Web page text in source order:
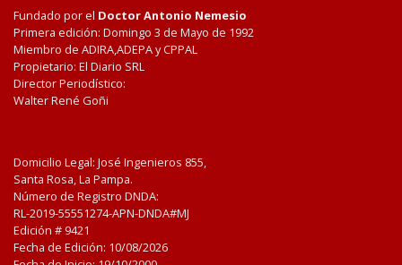
Fundado por el Doctor Antonio Nemesio
Primera edición: Domingo 3 de Mayo de 1992
Miembro de ADIRA,ADEPA y CPPAL
Propietario: El Diario SRL
Director Periodístico:
Walter René Goñi
Domicilio Legal: José Ingenieros 855,
Santa Rosa, La Pampa.
Número de Registro DNDA:
RL-2019-55551274-APN-DNDA#MJ
Edición # 9421
Fecha de Edición: 10/08/2026